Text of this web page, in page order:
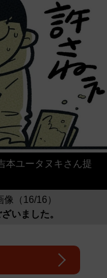
本ユータヌキさん提
（16/16）
いました。